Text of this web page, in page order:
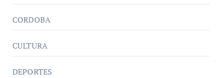
CORDOBA
CULTURA
DEPORTES